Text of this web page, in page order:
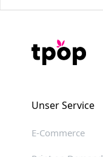
Unser Service
E-Commerce